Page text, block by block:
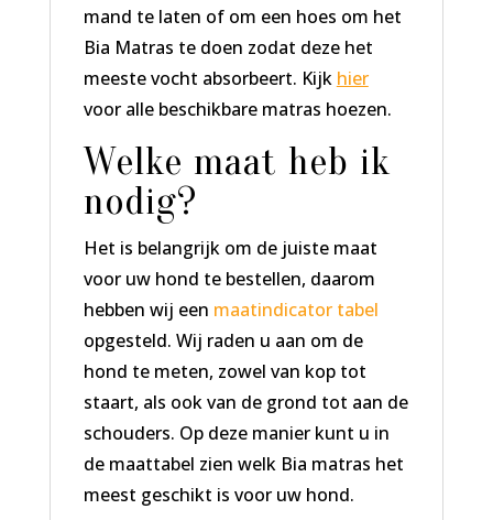
mand te laten of om een hoes om het
Bia Matras te doen zodat deze het
meeste vocht absorbeert. Kijk hier
voor alle beschikbare matras hoezen.
Welke maat heb ik
nodig?
Het is belangrijk om de juiste maat
voor uw hond te bestellen, daarom
hebben wij een maatindicator tabel
opgesteld. Wij raden u aan om de
hond te meten, zowel van kop tot
staart, als ook van de grond tot aan de
schouders. Op deze manier kunt u in
de maattabel zien welk Bia matras het
meest geschikt is voor uw hond.